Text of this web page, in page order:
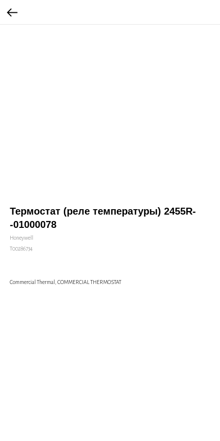
Термостат (реле температуры) 2455R-
-01000078
Honeywell
Т00286734
Commercial Thermal, COMMERCIAL THERMOSTAT